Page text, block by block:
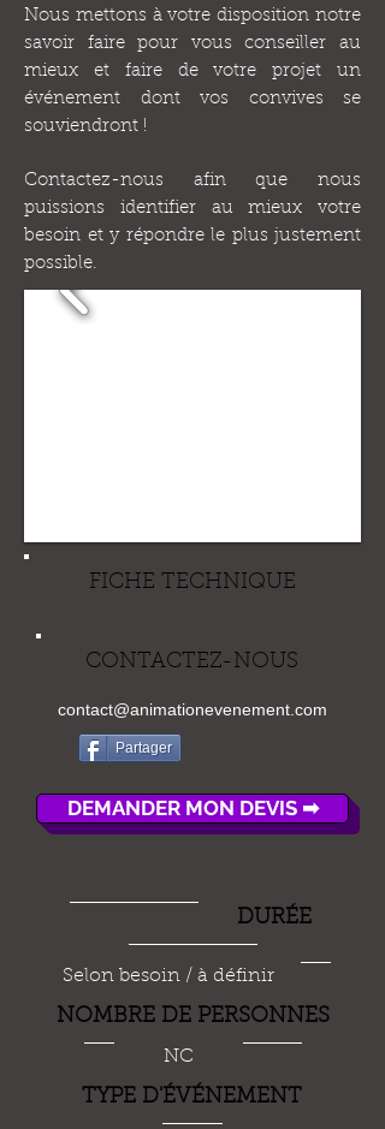
Nous mettons à votre disposition notre
savoir faire pour vous conseiller au
mieux et faire de votre projet un
événement dont vos convives se
souviendront !
Contactez-nous afin que nous
puissions identifier au mieux votre
besoin et y répondre le plus justement
possible.
FICHE TECHNIQUE
CONTACTEZ-NOUS
contact@animationevenement.com
Partager
DEMANDER MON DEVIS ➡
DURÉE
Selon besoin / à définir
NOMBRE DE PERSONNES
NC
TYPE D'ÉVÉNEMENT